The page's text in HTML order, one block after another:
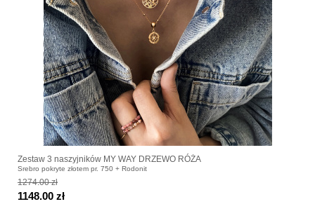
Zestaw 3 naszyjników MY WAY DRZEWO RÓŻA
Srebro pokryte złotem pr. 750 + Rodonit
1274.00 zł
1148.00 zł